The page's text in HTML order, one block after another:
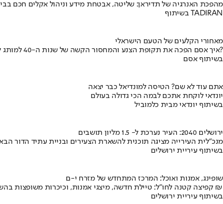
מהפכת האנרגיה של תדיראן: שליטה, אבטחת מידע וניהול אקלים חכם
בשיתוף TADIRAN
מאחורי הקלעים של הטעם הישראלי
איך אסם הפכה את תקופת הצנע והמחסור הקשה של שנות ה-40 למותג לאומי?
בשיתוף אסם
אתם עוד לא שם? הטיסה למונדיאל כבר יצאה
יונדאי לוקחת אתכם לבמה הכי גדולה בעולם
בשיתוף יונדאי מבית כלמוביל
ירושלים 2040: העיר נערכת ל- 1.5 מליון תושבים
מנכ"לית העירייה מציגה תוכנית להשארת הצעירים ובניית עתיד הדור
בשיתוף עיריית ירושלים
שופינג, אמנות ואוכל: המרכז המתחדש של מזרח י-ם
קפיצה קטנה לחו"ל: טיילת חדשה, מיצגי אמנות, וכיכרות משופצות בהשקעה של 100 מיליון ₪
בשיתוף עיריית ירושלים